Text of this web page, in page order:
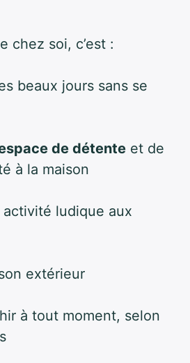
chez soi, c’est :
beaux jours sans se
de détente et de
à la maison
ludique aux
extérieur
à tout moment, selon